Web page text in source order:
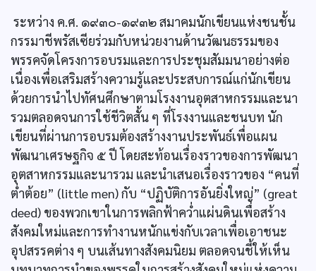
ระหว่าง ค.ศ. ๑๙๓๐-๑๙๓๒ สมาคมนักเขียนแห่งชนชั้น
กรรมาชีพรัสเซียร่วมกับหน่วยงานด้านวัฒนธรรมของ
พรรคจัดโครงการอบรมและการประชุมสัมมนาอย่างต่อ
เนื่องเพื่อเสริมสร้างความรู้และประสบการณ์แก่นักเขียน
ด้วยการนำไปทัศนศึกษาตามโรงงานอุตสาหกรรมและนา
รวมตลอดจนการใช้ชีวิตสั้น ๆ ที่โรงงานและชนบท นัก
เขียนที่ผ่านการอบรมต้องสร้างงานประพันธ์เพื่อแผน
พัฒนาเศรษฐกิจ ๕ ปี โดยสะท้อนเรื่องราวของการพัฒนา
อุตสาหกรรมและนารวม และนำเสนอเรื่องราวของ “คนที่
ตํ่าต้อย” (little men) กับ “ปฏิบัติการอันยิ่งใหญ่” (great
deed) ของพวกเขาในการพลิกฟ้าควํ่าแผ่นดินเพื่อสร้าง
สังคมใหม่และการทำงานหนักแข่งกับเวลาเพื่อเอาชนะ
อุปสรรคต่าง ๆ บนเส้นทางสังคมนิยม ตลอดจนชี้ให้เห็น